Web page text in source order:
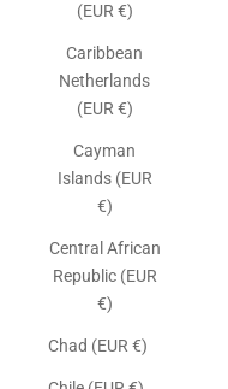
(EUR €)
Caribbean
Netherlands
(EUR €)
Cayman
Islands (EUR
€)
Central African
Republic (EUR
€)
Chad (EUR €)